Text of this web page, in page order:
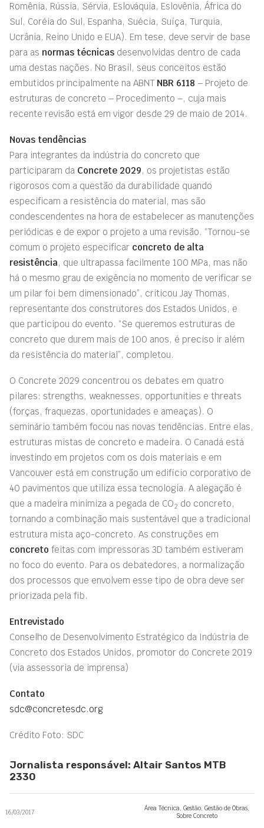
Romênia, Rússia, Sérvia, Eslováquia, Eslovênia, África do
Sul, Coréia do Sul, Espanha, Suécia, Suíça, Turquia,
Ucrânia, Reino Unido e EUA). Em tese, deve servir de base
para as normas técnicas desenvolvidas dentro de cada
uma destas nações. No Brasil, seus conceitos estão
embutidos principalmente na ABNT NBR 6118 – Projeto de
estruturas de concreto – Procedimento –, cuja mais
recente revisão está em vigor desde 29 de maio de 2014.
Novas tendências
Para integrantes da indústria do concreto que
participaram da Concrete 2029, os projetistas estão
rigorosos com a questão da durabilidade quando
especificam a resistência do material, mas são
condescendentes na hora de estabelecer as manutenções
periódicas e de expor o projeto a uma revisão. “Tornou-se
comum o projeto especificar concreto de alta
resistência, que ultrapassa facilmente 100 MPa, mas não
há o mesmo grau de exigência no momento de verificar se
um pilar foi bem dimensionado”, criticou Jay Thomas,
representante dos construtores dos Estados Unidos, e
que participou do evento. “Se queremos estruturas de
concreto que durem mais de 100 anos, é preciso ir além
da resistência do material”, completou.
O Concrete 2029 concentrou os debates em quatro
pilares: strengths, weaknesses, opportunities e threats
(forças, fraquezas, oportunidades e ameaças). O
seminário também focou nas novas tendências. Entre elas,
estruturas mistas de concreto e madeira. O Canadá está
investindo em projetos com os dois materiais e em
Vancouver está em construção um edifício corporativo de
40 pavimentos que utiliza essa tecnologia. A alegação é
que a madeira minimiza a pegada de CO2 do concreto,
tornando a combinação mais sustentável que a tradicional
estrutura mista aço-concreto. As construções em
concreto feitas com impressoras 3D também estiveram
no foco do evento. Para os debatedores, a normalização
dos processos que envolvem esse tipo de obra deve ser
priorizada pela fib.
Entrevistado
Conselho de Desenvolvimento Estratégico da Indústria de
Concreto dos Estados Unidos, promotor do Concrete 2019
(via assessoria de imprensa)
Contato
sdc@concretesdc.org
Crédito Foto: SDC
Jornalista responsável: Altair Santos MTB
2330
16/03/2017 Área Técnica, Gestão, Gestão de Obras,
Sobre Concreto